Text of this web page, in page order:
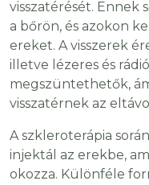
visszatérését. Ennek
a bőrön, és azokon
ereket. A visszerek
illetve lézeres és
megszüntethetők,
visszatérnek az
A szkleroterápia
injektál az erekbe,
okozza. Különféle